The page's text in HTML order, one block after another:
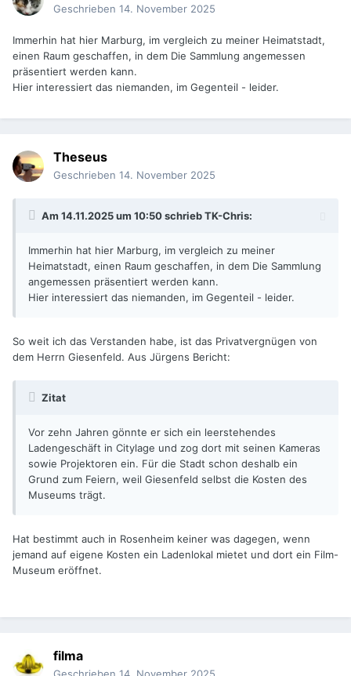
Geschrieben 14. November 2025
Immerhin hat hier Marburg, im vergleich zu meiner Heimatstadt,
einen Raum geschaffen, in dem Die Sammlung angemessen
präsentiert werden kann.
Hier interessiert das niemanden, im Gegenteil - leider.
Theseus
Geschrieben 14. November 2025
Am 14.11.2025 um 10:50 schriebTK-Chris:
Immerhin hat hier Marburg, im vergleich zu meiner
Heimatstadt, einen Raum geschaffen, in dem Die Sammlung
angemessen präsentiert werden kann.
Hier interessiert das niemanden, im Gegenteil - leider.
So weit ich das Verstanden habe, ist das Privatvergnügen von
dem Herrn Giesenfeld. Aus Jürgens Bericht:
Zitat
Vor zehn Jahren gönnte er sich ein leerstehendes
Ladengeschäft in Citylage und zog dort mit seinen Kameras
sowie Projektoren ein. Für die Stadt schon deshalb ein
Grund zum Feiern, weil Giesenfeld selbst die Kosten des
Museums trägt.
Hat bestimmt auch in Rosenheim keiner was dagegen, wenn
jemand auf eigene Kosten ein Ladenlokal mietet und dort ein Film-
Museum eröffnet.
filma